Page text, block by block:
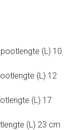
(L) 10
(L) 12
(L) 17
(L) 23 cm